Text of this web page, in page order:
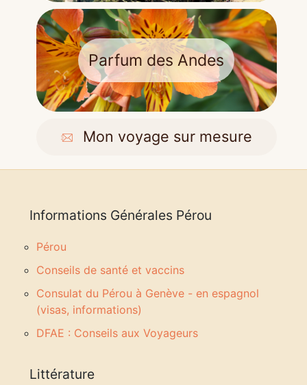
Parfum des Andes
Mon voyage sur mesure
Informations Générales Pérou
Pérou
Conseils de santé et vaccins
Consulat du Pérou à Genève - en espagnol
(visas, informations)
DFAE : Conseils aux Voyageurs
Littérature